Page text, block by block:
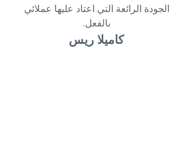
الجودة الرائعة التي اعتاد عليها عملائي
بالفعل.
كاميلا ريس